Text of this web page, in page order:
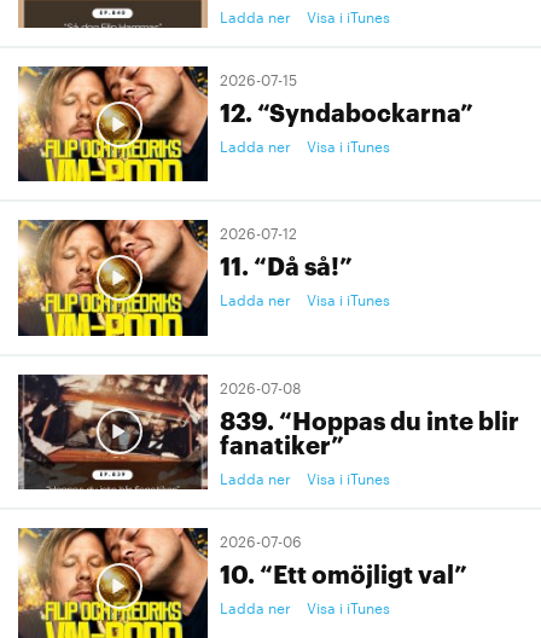
Ladda ner Visa i iTunes
2026-07-15
12. “Syndabockarna”
Ladda ner Visa i iTunes
2026-07-12
11. “Då så!”
Ladda ner Visa i iTunes
2026-07-08
839. “Hoppas du inte blir
fanatiker”
Ladda ner Visa i iTunes
2026-07-06
10. “Ett omöjligt val”
Ladda ner Visa i iTunes